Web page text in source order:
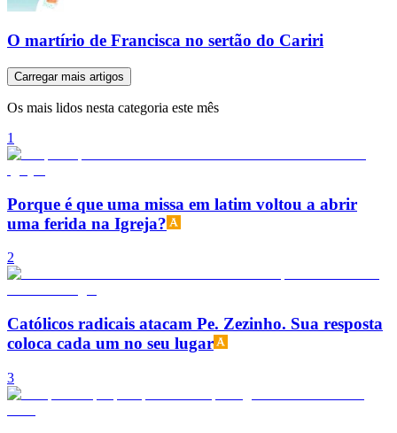
O martírio de Francisca no sertão do Cariri
Carregar mais artigos
Os mais lidos nesta categoria este mês
1
Porque é que uma missa em latim voltou a abrir
uma ferida na Igreja?
2
Católicos radicais atacam Pe. Zezinho. Sua resposta
coloca cada um no seu lugar
3